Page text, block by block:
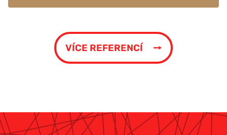
VÍCE REFERENCÍ